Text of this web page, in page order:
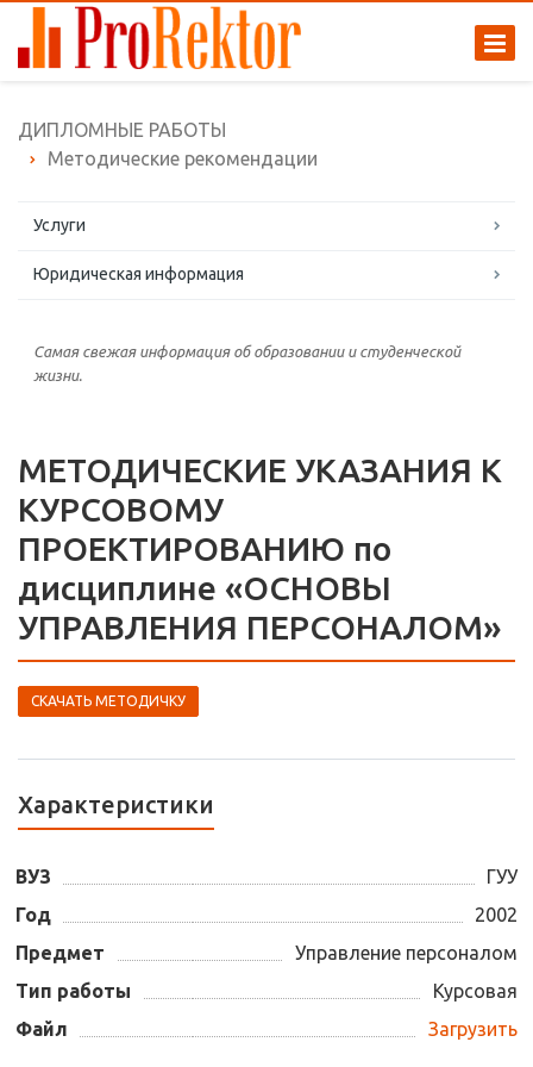
ДИПЛОМНЫЕ РАБОТЫ
Методические рекомендации
Услуги
Юридическая информация
Самая свежая информация об образовании и студенческой
жизни.
МЕТОДИЧЕСКИЕ УКАЗАНИЯ К
КУРСОВОМУ
ПРОЕКТИРОВАНИЮ по
дисциплине «ОСНОВЫ
УПРАВЛЕНИЯ ПЕРСОНАЛОМ»
СКАЧАТЬ МЕТОДИЧКУ
Характеристики
ВУЗ
ГУУ
Год
2002
Предмет
Управление персоналом
Тип работы
Курсовая
Файл
Загрузить